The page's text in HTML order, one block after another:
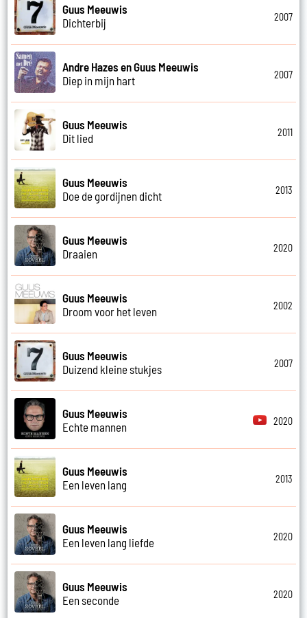
Guus Meeuwis
Dichterbij
2007
Andre Hazes en Guus Meeuwis
Diep in mijn hart
2007
Guus Meeuwis
Dit lied
2011
Guus Meeuwis
Doe de gordijnen dicht
2013
Guus Meeuwis
Draaien
2020
Guus Meeuwis
Droom voor het leven
2002
Guus Meeuwis
Duizend kleine stukjes
2007
Guus Meeuwis
Echte mannen
2020
Guus Meeuwis
Een leven lang
2013
Guus Meeuwis
Een leven lang liefde
2020
Guus Meeuwis
Een seconde
2020